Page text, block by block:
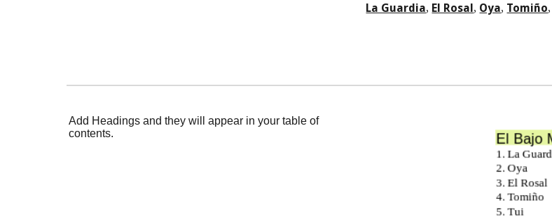
La Guardia, El Rosal, Oya, Tomiño,
Add Headings and they will appear in your table of
contents.